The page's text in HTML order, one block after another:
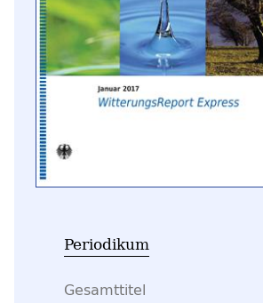
Periodikum
Gesamttitel